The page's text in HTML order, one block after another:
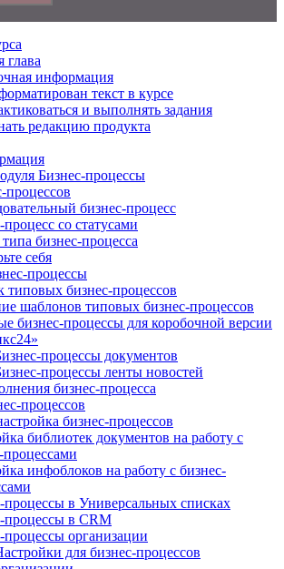
глава
информация
текст в курсе
и выполнять задания
редакцию продукта
Бизнес-процессы
бизнес-процесс
процесс со статусами
бизнес-процесса
себя
процессы
типовых бизнес-процессов
шаблонов типовых бизнес-процессов
бизнес-процессы для коробочной версии
процессы документов
процессы ленты новостей
бизнес-процесса
процессов
бизнес-процессов
библиотек документов на работу с
процессами
инфоблоков на работу с бизнес-
процессы в Универсальных списках
процессы в CRM
процессы организации
для бизнес-процессов